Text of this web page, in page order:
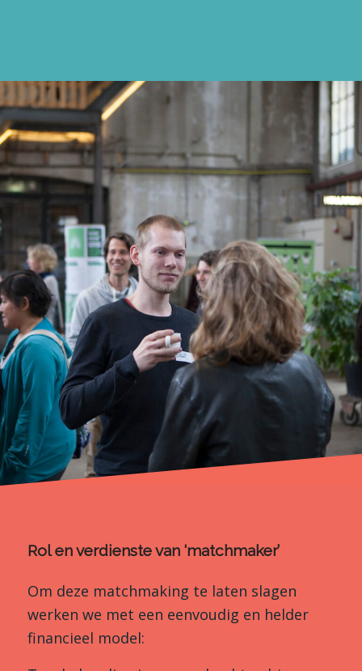
Rol en verdienste van ‘matchmaker’
Om deze matchmaking te laten slagen
werken we met een eenvoudig en helder
financieel model: